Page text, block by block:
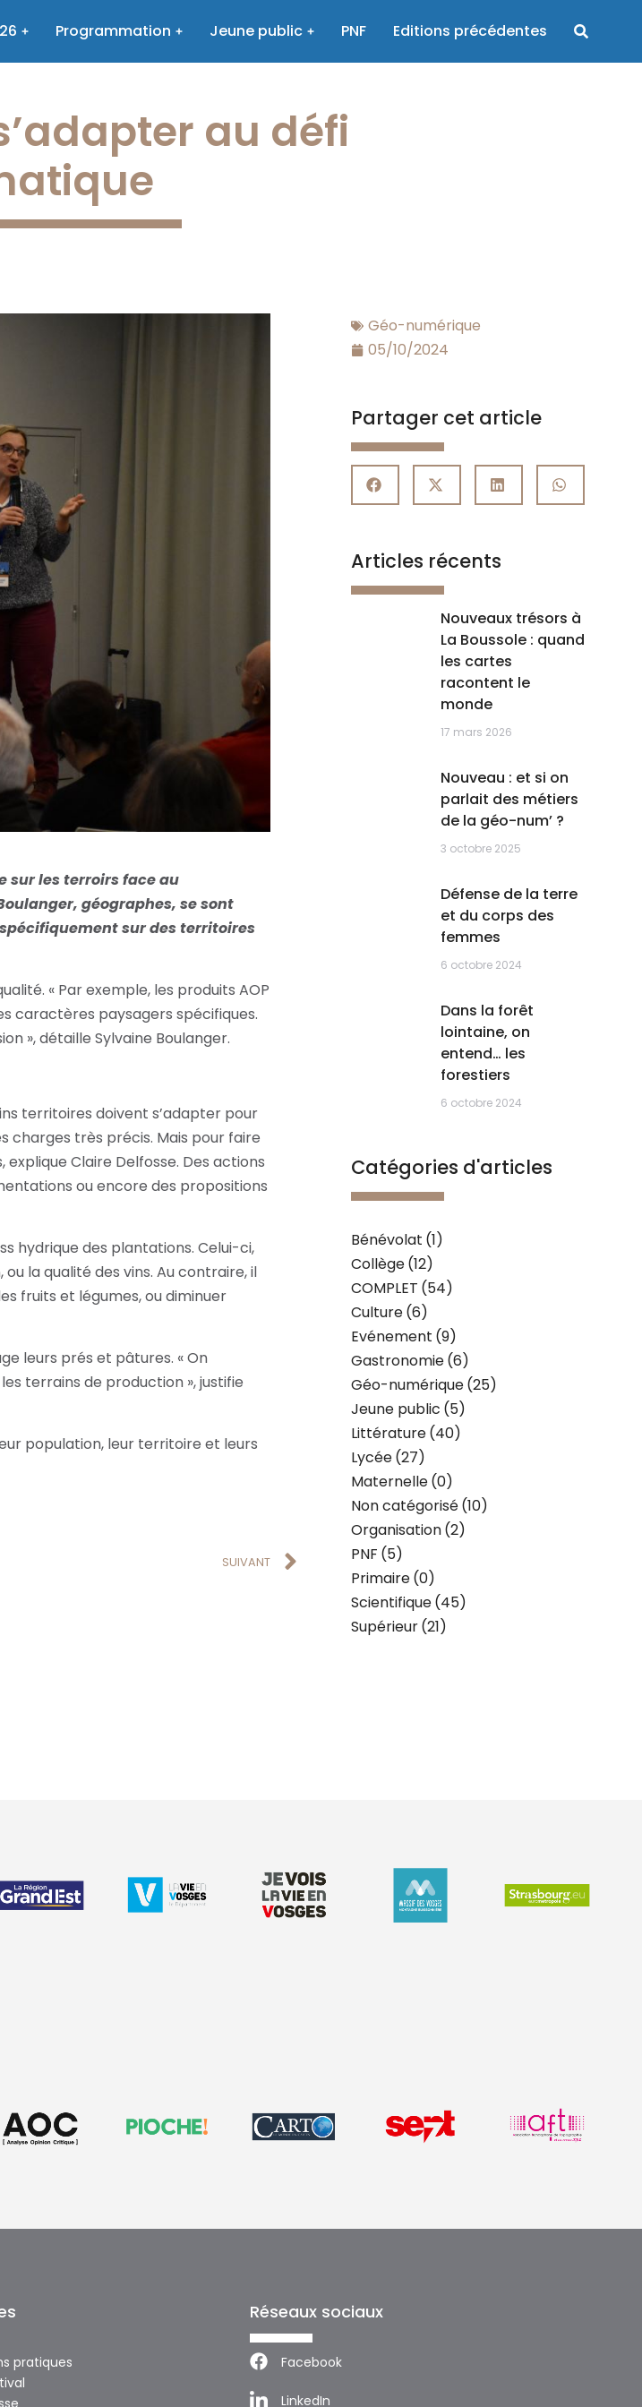
Programmation Jeune public PNF Editions précédentes
au défi
sur les terroirs face au
géographes, se sont
sur des territoires
« Par exemple, les produits AOP
caractères paysagers spécifiques.
», détaille Sylvaine Boulanger.
territoires doivent s’adapter pour
charges très précis. Mais pour faire
Claire Delfosse. Des actions
ou encore des propositions
hydrique des plantations. Celui-ci,
la qualité des vins. Au contraire, il
fruits et légumes, ou diminuer
leurs prés et pâtures. « On
terrains de production », justifie
population, leur territoire et leurs
SUIVANT
Géo-numérique
05/10/2024
Partager cet article
Articles récents
Nouveaux trésors à
La Boussole : quand
les cartes
racontent le
monde
17 mars 2026
Nouveau : et si on
parlait des métiers
de la géo-num’ ?
3 octobre 2025
Défense de la terre
et du corps des
femmes
6 octobre 2024
Dans la forêt
lointaine, on
entend… les
forestiers
6 octobre 2024
Catégories d'articles
Bénévolat (1)
Collège(12)
COMPLET (54)
Culture(6)
Evénement (9)
Gastronomie(6)
Géo-numérique(25)
Jeune public (5)
Littérature(40)
Lycée(27)
Maternelle(0)
Non catégorisé(10)
Organisation(2)
PNF (5)
Primaire(0)
Scientifique(45)
Supérieur(21)
pratiques
Réseaux sociaux
Facebook
LinkedIn